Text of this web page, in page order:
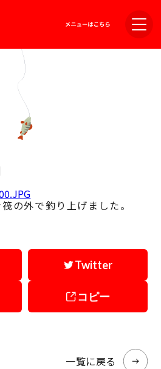
の外で釣り上げました。
Twitter
コピー
一覧に戻る